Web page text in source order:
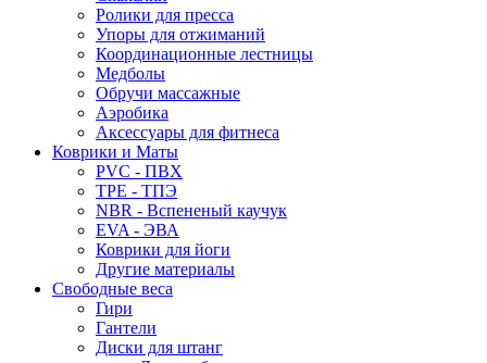
Ролики для пресса
Упоры для отжиманий
Координационные лестницы
Медболы
Обручи массажные
Аэробика
Аксессуары для фитнеса
Коврики и Маты
PVC - ПВХ
TPE - ТПЭ
NBR - Вспененый каучук
EVA - ЭВА
Коврики для йоги
Другие материалы
Свободные веса
Гири
Гантели
Диски для штанг